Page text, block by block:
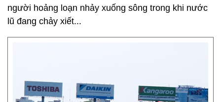
người hoảng loạn nhảy xuống sông trong khi nước
lũ đang chảy xiết...